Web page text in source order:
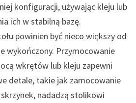
konfiguracji, używając kleju lub
ich w stabilną bazę.
powinien być nieco większy od
wykończony. Przymocowanie
wkrętów lub kleju zapewni
detale, takie jak zamocowanie
nadadzą stolikowi